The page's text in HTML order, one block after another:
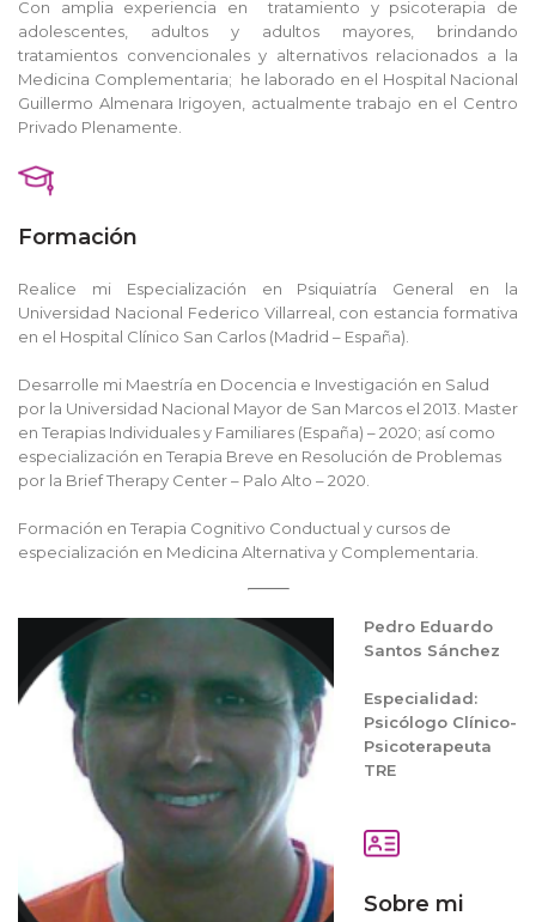
Con amplia experiencia en tratamiento y psicoterapia de
adolescentes, adultos y adultos mayores, brindando
tratamientos convencionales y alternativos relacionados a la
Medicina Complementaria; he laborado en el Hospital Nacional
Guillermo Almenara Irigoyen, actualmente trabajo en el Centro
Privado Plenamente.
Formación
Realice mi Especialización en Psiquiatría General en la
Universidad Nacional Federico Villarreal, con estancia formativa
en el Hospital Clínico San Carlos (Madrid – España).
Desarrolle mi Maestría en Docencia e Investigación en Salud
por la Universidad Nacional Mayor de San Marcos el 2013. Master
en Terapias Individuales y Familiares (España) – 2020; así como
especialización en Terapia Breve en Resolución de Problemas
por la Brief Therapy Center – Palo Alto – 2020.
Formación en Terapia Cognitivo Conductual y cursos de
especialización en Medicina Alternativa y Complementaria.
Pedro Eduardo
Santos Sánchez
Especialidad:
Psicólogo Clínico-
Psicoterapeuta
TRE
Sobre mi